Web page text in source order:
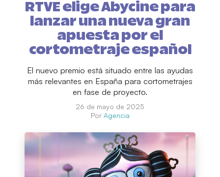
RTVE elige Abycine para
lanzar una nueva gran
apuesta por el
cortometraje español
El nuevo premio está situado entre las ayudas
más relevantes en España para cortometrajes
en fase de proyecto.
26 de mayo de 2025
Por Agencia